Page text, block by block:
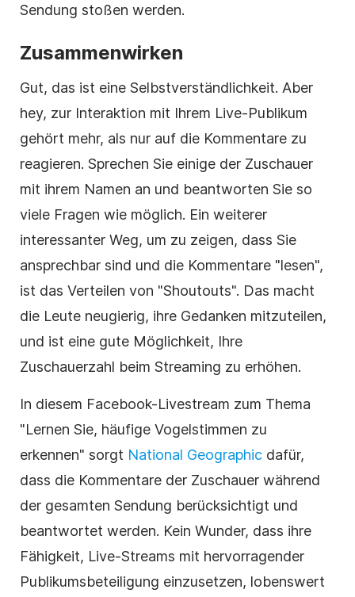
Sendung stoßen werden.
Zusammenwirken
Gut, das ist eine Selbstverständlichkeit. Aber
hey, zur Interaktion mit Ihrem Live-Publikum
gehört mehr, als nur auf die Kommentare zu
reagieren. Sprechen Sie einige der Zuschauer
mit ihrem Namen an und beantworten Sie so
viele Fragen wie möglich. Ein weiterer
interessanter Weg, um zu zeigen, dass Sie
ansprechbar sind und die Kommentare "lesen",
ist das Verteilen von "Shoutouts". Das macht
die Leute neugierig, ihre Gedanken mitzuteilen,
und ist eine gute Möglichkeit, Ihre
Zuschauerzahl beim Streaming zu erhöhen.
In diesem Facebook-Livestream zum Thema
"Lernen Sie, häufige Vogelstimmen zu
erkennen" sorgt National Geographic dafür,
dass die Kommentare der Zuschauer während
der gesamten Sendung berücksichtigt und
beantwortet werden. Kein Wunder, dass ihre
Fähigkeit, Live-Streams mit hervorragender
Publikumsbeteiligung einzusetzen, lobenswert